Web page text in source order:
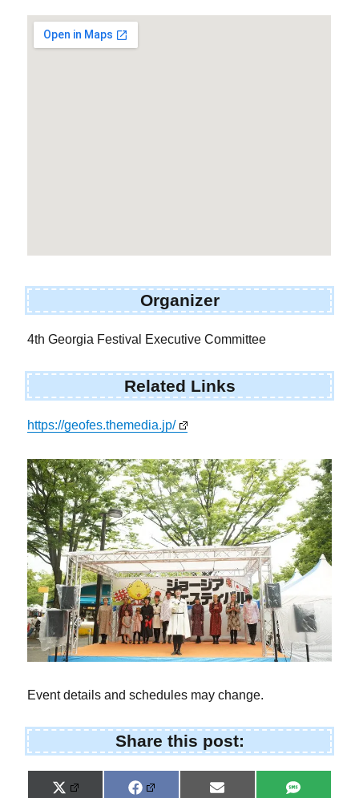
Organizer
4th Georgia Festival Executive Committee
Related Links
https://geofes.themedia.jp/
Event details and schedules may change.
Share this post:
Share
X Share
F Share
E Share
S